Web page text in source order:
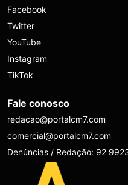
Facebook
Twitter
YouTube
Instagram
TikTok
Fale conosco
redacao@portalcm7.com
comercial@portalcm7.com
Denúncias / Redação: 92